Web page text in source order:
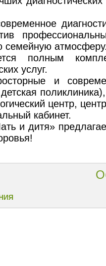
семейную
полным
услуг.
и
центр,
кабинет.
и дитя»